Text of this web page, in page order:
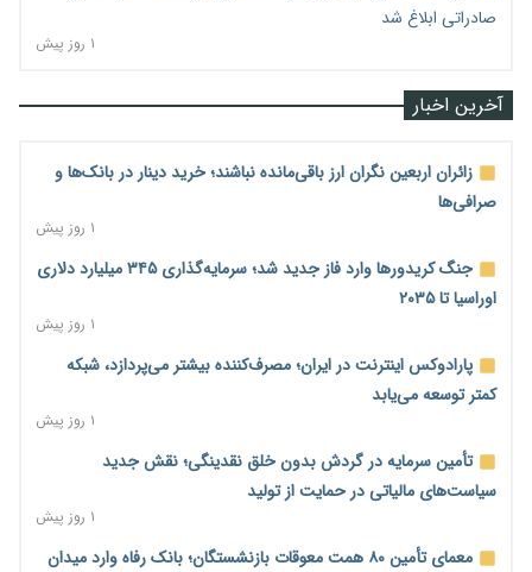
صادراتی ابلاغ شد
۱ روز پیش
آخرین اخبار
زائران اربعین نگران ارز باقی‌مانده نباشند؛ خرید دینار در بانک‌ها و
صرافی‌ها
۱ روز پیش
جنگ کریدورها وارد فاز جدید شد؛ سرمایه‌گذاری ۳۴۵ میلیارد دلاری
اوراسیا تا ۲۰۳۵
۱ روز پیش
پارادوکس اینترنت در ایران؛ مصرف‌کننده بیشتر می‌پردازد، شبکه
کمتر توسعه می‌یابد
۱ روز پیش
تأمین سرمایه در گردش بدون خلق نقدینگی؛ نقش جدید
سیاست‌های مالیاتی در حمایت از تولید
۱ روز پیش
معمای تأمین ۸۰ همت معوقات بازنشستگان؛ بانک رفاه وارد میدان